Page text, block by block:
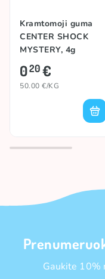
Kramtomoji guma
CENTER SHOCK
MYSTERY, 4g
020€
50.00 €/KG
Gaukite 10%